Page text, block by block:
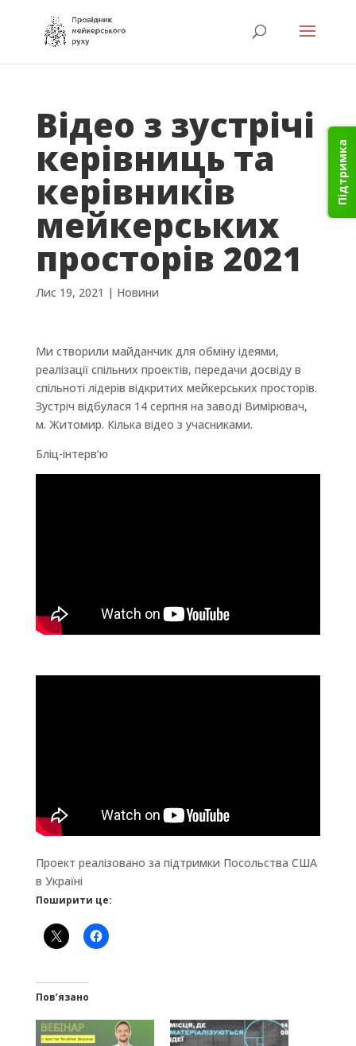
Підтримка
Відео з зустрічі
керівниць та
керівників
мейкерських
просторів 2021
Лис 19, 2021 | Новини
Ми створили майданчик для обміну ідеями,
реалізації спільних проектів, передачи досвіду в
спільноті лідерів відкритих мейкерських просторів.
Зустріч відбулася 14 серпня на заводі Вимірювач,
м. Житомир. Кілька відео з учасниками.
Бліц-інтерв’ю
Проект реалізовано за підтримки Посольства США
в Україні
Поширити це:
Пов’язано